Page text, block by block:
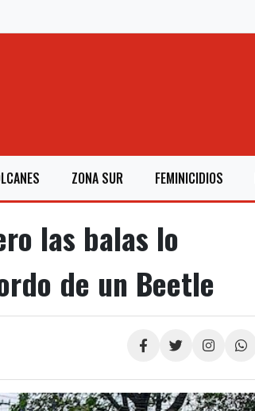
ZONA SUR FEMINICIDIOS
las balas lo
de un Beetle
Compartir